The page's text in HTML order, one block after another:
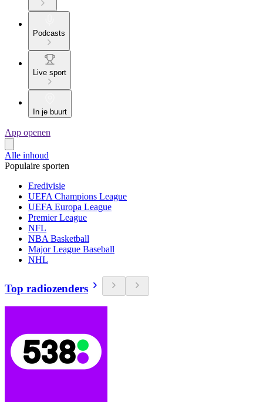
Podcasts
Live sport
In je buurt
App openen
Alle inhoud
Populaire sporten
Eredivisie
UEFA Champions League
UEFA Europa League
Premier League
NFL
NBA Basketball
Major League Baseball
NHL
Top radiozenders